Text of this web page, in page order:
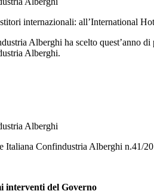
internazionali: all’International
Alberghi ha scelto quest’anno
Alberghi.
Alberghi
Italiana Confindustria Alberghi n.41/
interventi del Governo